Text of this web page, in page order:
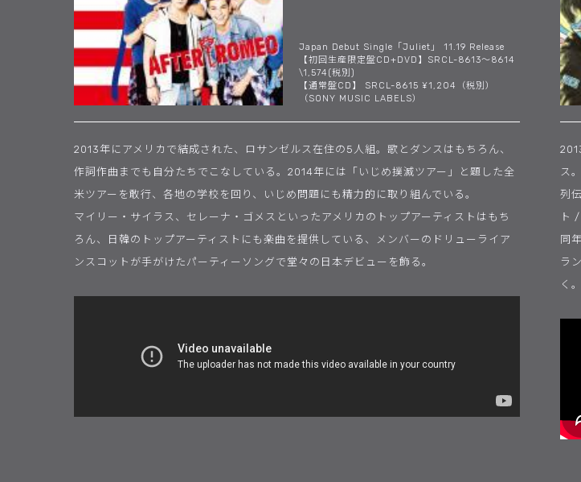
Japan Debut Single「Juliet」 11.19 Release
【初回生産限定盤CD+DVD】SRCL-8613〜8614
\1,574(税別)
【通常盤CD】 SRCL-8615 ¥1,204（税別）
（SONY MUSIC LABELS）
2013年にアメリカで結成された、ロサンゼルス在住の5人組。歌とダンスはもちろん、
作詞作曲までも自分たちでこなしている。2014年には「いじめ撲滅ツアー」と題した全
米ツアーを敢行、各地の学校を回り、いじめ問題にも精力的に取り組んでいる。
マイリー・サイラス、セレーナ・ゴメスといったアメリカのトップアーティストはもち
ろん、日韓のトップアーティストにも楽曲を提供している、メンバーのドリューライア
ンスコットが手がけたパーティーソングで堂々の日本デビューを飾る。
ス
列
ト
同
ラ
く。